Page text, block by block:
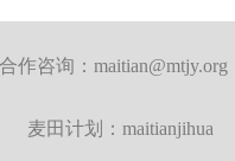
合作咨询：maitian@mtjy.org
麦田计划：maitianjihua